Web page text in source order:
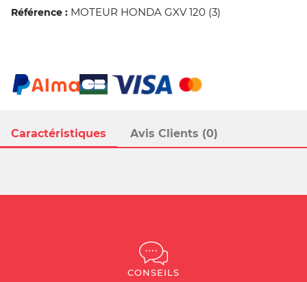
Caractéristiques Avis Clients (0)
Référence : MOTEUR HONDA GXV 120 (3)
CONSEILS